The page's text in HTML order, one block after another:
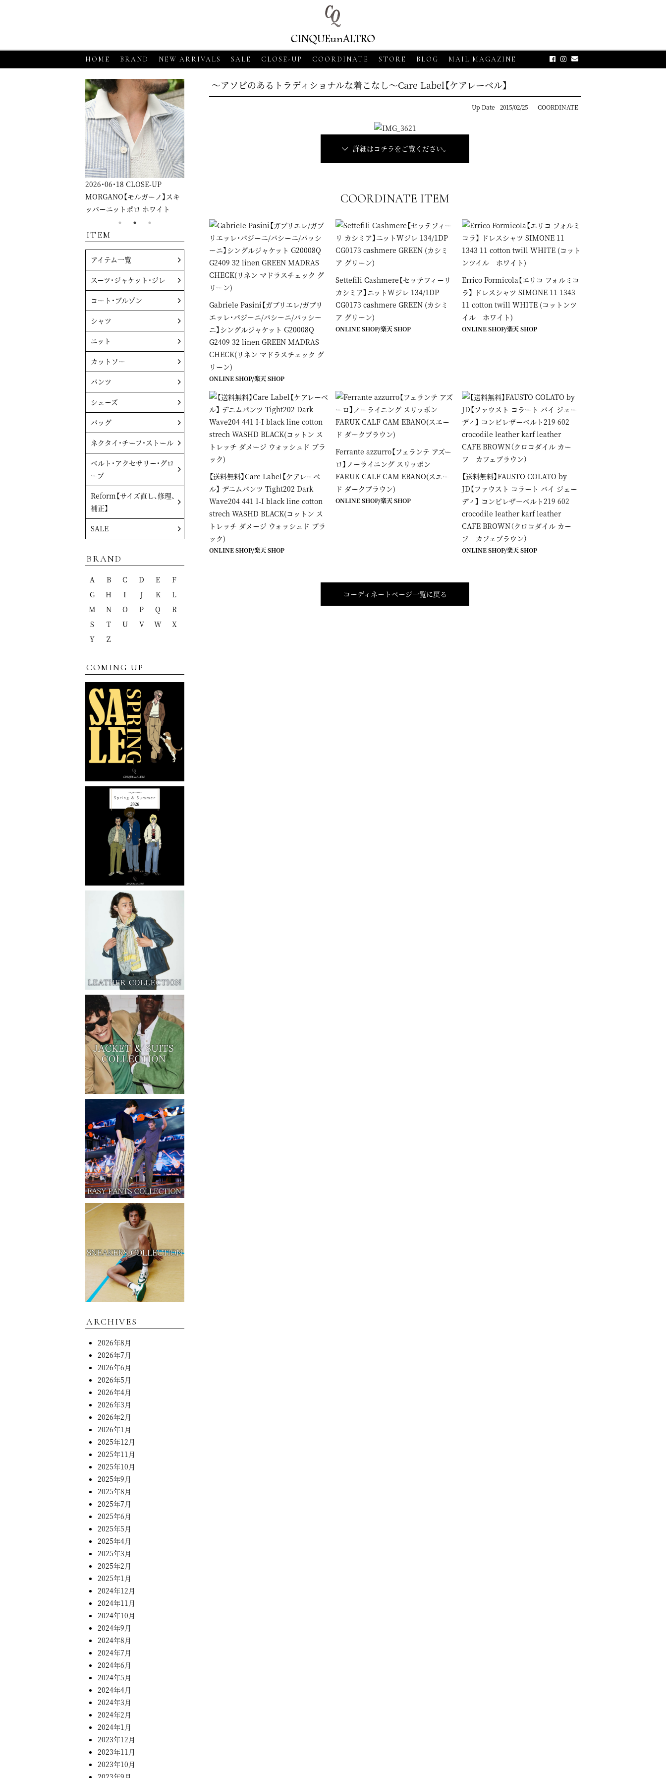
HOME BRAND NEW ARRIVALS SALE CLOSE-UP COORDINATE STORE BLOG MAIL MAGAZINE
～アソビのあるトラディショナルな着こなし～Care Label【ケアレーベル】
Up Date 2015/02/25 COORDINATE
詳細はコチラをご覧ください。
COORDINATE ITEM
Gabriele Pasini【ガブリエレ/ガブリ
エッレ・パジーニ/パシーニ/パッシー
ニ】シングルジャケット G20008Q
G2409 32 linen GREEN MADRAS
CHECK(リネン マドラスチェック グ
リーン)
ONLINE SHOP/楽天 SHOP
Settefili Cashmere【セッテフィーリ
カシミア】ニットWジレ 134/1DP
CG0173 cashmere GREEN (カシミ
ア グリーン)
ONLINE SHOP/楽天 SHOP
Errico Formicola【エリコ フォルミコ
ラ】 ドレスシャツ SIMONE 11 1343
11 cotton twill WHITE (コットンツ
イル ホワイト)
ONLINE SHOP/楽天 SHOP
【送料無料】Care Label【ケアレーベ
ル】 デニムパンツ Tight202 Dark
Wave204 441 I-I black line cotton
strech WASHD BLACK(コットン ス
トレッチ ダメージ ウォッシュド ブラ
ック)
ONLINE SHOP/楽天 SHOP
Ferrante azzurro【フェランテ アズー
ロ】ノーライニング スリッポン
FARUK CALF CAM EBANO(スエー
ド ダークブラウン)
ONLINE SHOP/楽天 SHOP
【送料無料】FAUSTO COLATO by
JD【ファウスト コラート バイ ジェー
ディ】 コンビレザーベルト219 602
crocodile leather karf leather
CAFE BROWN（クロコダイル カー
フ カフェブラウン）
ONLINE SHOP/楽天 SHOP
コーディネートページ一覧に戻る
CLOSE-UP
MORGANO【モルガーノ】スキ
ッパーニットポロ ホワイト
2026・06・18 CLOSE-UP
GRAN SASSO【グランサッソ】
ニットシャツ アプリコット
MORGANO【モルガーノ】スキ GRAN SASSO【グランサッソ】
ITEM
アイテム一覧
スーツ・ジャケット・ジレ
コート・ブルゾン
シャツ
ニット
カットソー
パンツ
シューズ
バッグ
ネクタイ・チーフ・ストール
ベルト・アクセサリー・グロ
ーブ
Reform【サイズ直し、修理、
補正】
SALE
BRAND
A B C D E
F
G
H I J K
L
M
N O P Q
R
S
T U V W
X
Y
Z
COMING UP
ARCHIVES
2026年8月
2026年7月
2026年6月
2026年5月
2026年4月
2026年3月
2026年2月
2026年1月
2025年12月
2025年11月
2025年10月
2025年9月
2025年8月
2025年7月
2025年6月
2025年5月
2025年4月
2025年3月
2025年2月
2025年1月
2024年12月
2024年11月
2024年10月
2024年9月
2024年8月
2024年7月
2024年6月
2024年5月
2024年4月
2024年3月
2024年2月
2024年1月
2023年12月
2023年11月
2023年10月